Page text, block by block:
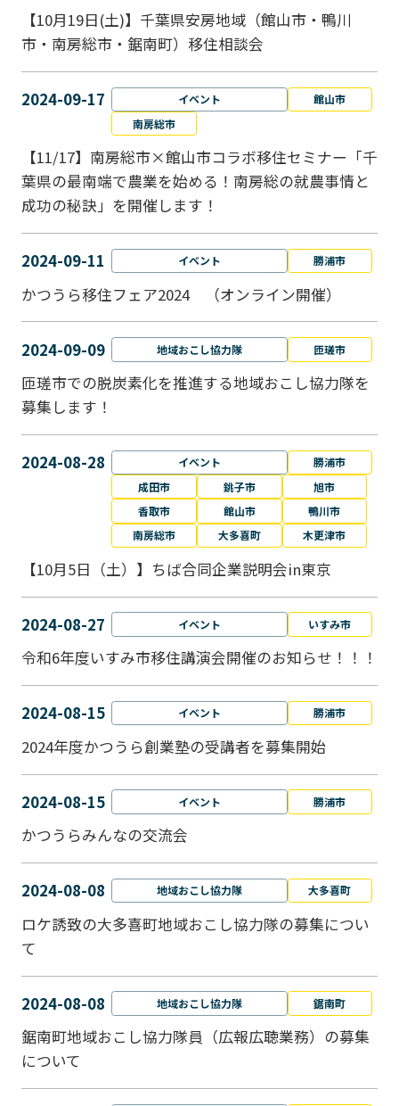
【10月19日(土)】千葉県安房地域（館山市・鴨川
市・南房総市・鋸南町）移住相談会
2024-09-17 イベント
館山市
南房総市
【11/17】南房総市×館山市コラボ移住セミナー「千
葉県の最南端で農業を始める！南房総の就農事情と
成功の秘訣」を開催します！
2024-09-11 イベント 勝浦市
かつうら移住フェア2024 （オンライン開催）
2024-09-09 地域おこし協力隊 匝瑳市
匝瑳市での脱炭素化を推進する地域おこし協⼒隊を
募集します！
2024-08-28 イベント
勝浦市
成田市
銚子市
旭市
香取市
館山市
鴨川市
南房総市
大多喜町 木更津市
【10月5日（土）】ちば合同企業説明会in東京
2024-08-27 イベント いすみ市
令和6年度いすみ市移住講演会開催のお知らせ！！！
2024-08-15 イベント 勝浦市
2024年度かつうら創業塾の受講者を募集開始
2024-08-15 イベント 勝浦市
かつうらみんなの交流会
2024-08-08 地域おこし協力隊 大多喜町
ロケ誘致の大多喜町地域おこし協力隊の募集につい
て
2024-08-08 地域おこし協力隊 鋸南町
鋸南町地域おこし協力隊員（広報広聴業務）の募集
について